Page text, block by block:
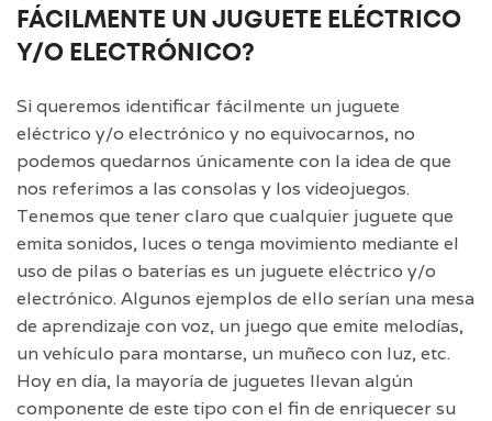
FÁCILMENTE UN JUGUETE ELÉCTRICO
Y/O ELECTRÓNICO?
Si queremos identificar fácilmente un juguete
eléctrico y/o electrónico y no equivocarnos, no
podemos quedarnos únicamente con la idea de que
nos referimos a las consolas y los videojuegos.
Tenemos que tener claro que cualquier juguete que
emita sonidos, luces o tenga movimiento mediante el
uso de pilas o baterías es un juguete eléctrico y/o
electrónico. Algunos ejemplos de ello serían una mesa
de aprendizaje con voz, un juego que emite melodías,
un vehículo para montarse, un muñeco con luz, etc.
Hoy en día, la mayoría de juguetes llevan algún
componente de este tipo con el fin de enriquecer su